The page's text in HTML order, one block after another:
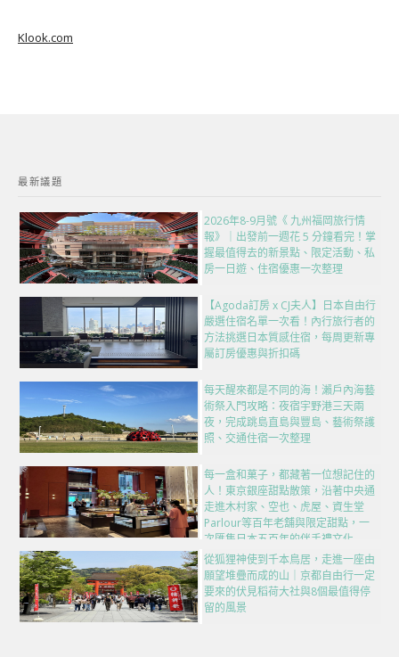
Klook.com
最新議題
2026年8-9月號《 九州福岡旅行情
報》｜出發前一週花 5 分鐘看完！掌
握最值得去的新景點、限定活動、私
房一日遊、住宿優惠一次整理
【Agoda訂房 x CJ夫人】日本自由行
嚴選住宿名單一次看！內行旅行者的
方法挑選日本質感住宿，每周更新專
屬訂房優惠與折扣碼
每天醒來都是不同的海！瀨戶內海藝
術祭入門攻略：夜宿宇野港三天兩
夜，完成跳島直島與豐島、藝術祭護
照、交通住宿一次整理
每一盒和菓子，都藏著一位想記住的
人！東京銀座甜點散策，沿著中央通
走進木村家、空也、虎屋、資生堂
Parlour等百年老舖與限定甜點，一
次匯集日本五百年的伴手禮文化
從狐狸神使到千本鳥居，走進一座由
願望堆疊而成的山｜京都自由行一定
要來的伏見稻荷大社與8個最值得停
留的風景